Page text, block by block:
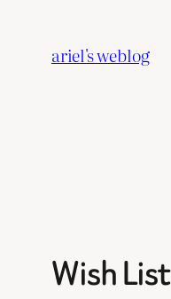
contenido
ariel's weblog
Wish List